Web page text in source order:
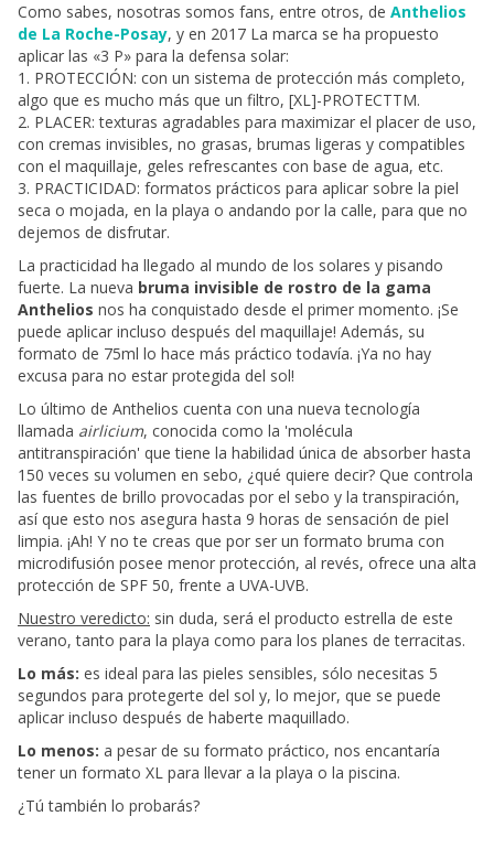
Como sabes, nosotras somos fans, entre otros, de Anthelios
de La Roche-Posay, y en 2017 La marca se ha propuesto
aplicar las «3 P» para la defensa solar:
1. PROTECCIÓN: con un sistema de protección más completo,
algo que es mucho más que un filtro, [XL]-PROTECTTM.
2. PLACER: texturas agradables para maximizar el placer de uso,
con cremas invisibles, no grasas, brumas ligeras y compatibles
con el maquillaje, geles refrescantes con base de agua, etc.
3. PRACTICIDAD: formatos prácticos para aplicar sobre la piel
seca o mojada, en la playa o andando por la calle, para que no
dejemos de disfrutar.
La practicidad ha llegado al mundo de los solares y pisando
fuerte. La nueva bruma invisible de rostro de la gama
Anthelios nos ha conquistado desde el primer momento. ¡Se
puede aplicar incluso después del maquillaje! Además, su
formato de 75ml lo hace más práctico todavía. ¡Ya no hay
excusa para no estar protegida del sol!
Lo último de Anthelios cuenta con una nueva tecnología
llamada airlicium, conocida como la 'molécula
antitranspiración' que tiene la habilidad única de absorber hasta
150 veces su volumen en sebo, ¿qué quiere decir? Que controla
las fuentes de brillo provocadas por el sebo y la transpiración,
así que esto nos asegura hasta 9 horas de sensación de piel
limpia. ¡Ah! Y no te creas que por ser un formato bruma con
microdifusión posee menor protección, al revés, ofrece una alta
protección de SPF 50, frente a UVA-UVB.
Nuestro veredicto: sin duda, será el producto estrella de este
verano, tanto para la playa como para los planes de terracitas.
Lo más: es ideal para las pieles sensibles, sólo necesitas 5
segundos para protegerte del sol y, lo mejor, que se puede
aplicar incluso después de haberte maquillado.
Lo menos: a pesar de su formato práctico, nos encantaría
tener un formato XL para llevar a la playa o la piscina.
¿Tú también lo probarás?